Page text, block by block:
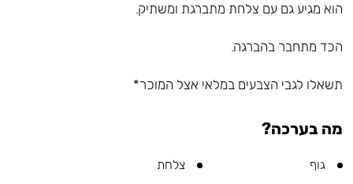
הוא מגיע גם עם צלחת מתברגת ומשתיק.
הכד מתחבר בהברגה.
תשאלו לגבי הצבעים במלאי אצל המוכר*
מה בערכה?
גוף
צלחת